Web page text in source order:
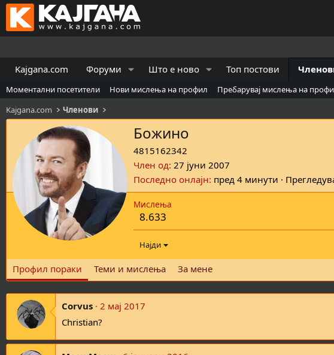
Kajgana.com Форуми Што е ново Топ постови
Моментални посетители Нови мислења на профил
Пребарувај мислења на
Kajgana.com
Членови
Божино
4815162342
Член од 27 јуни 2007
Последно онлајн пред 4 минути ·
Мислења
8.633
Најди
Профил пораки Теми и мислења За мене
Corvus 2 мај 2017
Christian?